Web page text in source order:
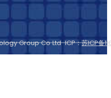
Group Co Ltd ICP：苏ICP备